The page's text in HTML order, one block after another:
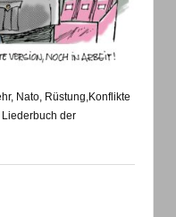
Nato, Rüstung,Konflikte
Liederbuch der